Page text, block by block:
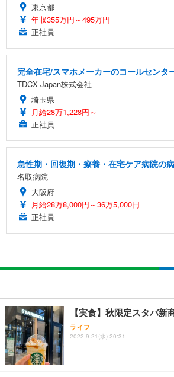
東京都
年収355万円～495万円
正社員
完全在宅/スマホメーカーのコールセン
TDCX Japan株式会社
埼玉県
月給28万1,228円～
正社員
急性期・回復期・療養・在宅ケア病院の
名取病院
大阪府
月給28万8,000円～36万5,000円
正社員
【実食】秋限定スタバ
ライフ
2022.9.21(水) 20:31